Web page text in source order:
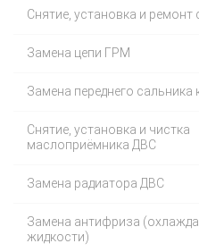
Снятие, установка и ремонт
Замена цепи ГРМ
Замена переднего сальника
Снятие, установка и чистка
маслоприёмника ДВС
Замена радиатора ДВС
Замена антифриза
жидкости)